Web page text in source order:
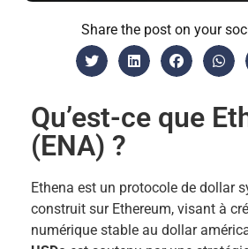
Share the post on your
Qu’est-ce que
(ENA) ?
Ethena est un protocole de dollar
construit sur Ethereum, visant à
numérique stable au dollar